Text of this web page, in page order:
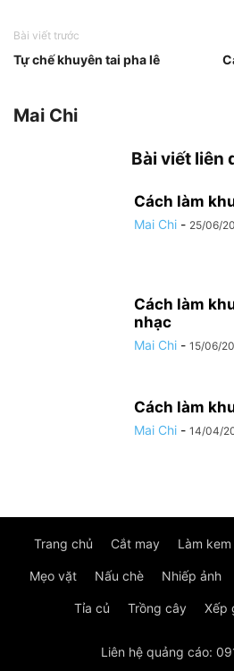
Bài viết trước
Tự chế khuyên tai pha lê
Mai Chi
Bài viết liên
Cách làm
Mai Chi - 25/06/
Cách làm
nhạc
Mai Chi - 15/06/
Cách làm
Mai Chi - 14/04/
Trang chủ Cắt may Làm kem
Mẹo vặt Nấu chè Nhiếp ảnh
Tỉa củ Trồng cây Xếp
Liên hệ quảng cáo: